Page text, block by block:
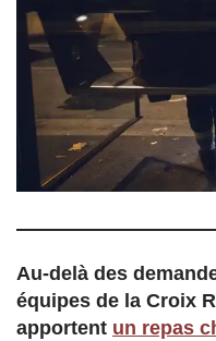
Au-delà des
équipes de la Croix
apportent un repas